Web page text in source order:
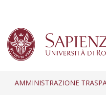
AMMINISTRAZIONE